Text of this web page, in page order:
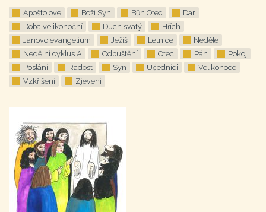
Apoštolové Boží Syn Bůh Otec
Dar
Doba velikonoční
Duch svatý
Hřích
Janovo evangelium
Ježíš Letnice
Neděle
Nedělní cyklus A
Odpuštění Otec Pán
Pokoj
Poslání
Radost Syn Učedníci
Velikonoce
Vzkříšení
Zjevení